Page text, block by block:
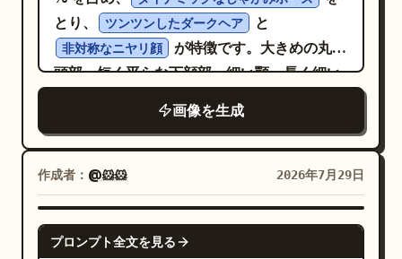
ださい。漫画ページはきれいに仕上げ、印刷
可能な状態にしてください。
ルエット 1 つ、三叉の矛のシンボル 1 つ、黒
いコウモリの翼 1 つ。白い吹き出しの中に
「今食べたいものが一番おいしいに決まって
います」と入れる。 3 コマ目：温かみのある
金色の背景に、同じ男性の天使バージョンの
バストアップ。長い白髪、青白い肌、輝く天
使の輪、白い羽の翼を持ち、祈るように手を
組んだ優しく心配そうな表情。浮かぶ白い羽
4 枚と小さなきらめきを数個含める。白い吹
き出しの中に「夜食は睡眠に響きますよ…今
[BACKGROUND] に配置し、大きなフラット
な形状、いくつかの大まかに描かれた環境の
詳細、そして「[TEXT]」と書かれた巨大で
さい。中心からずらした腰から上の構図、わ
ずかなカメラの傾き、切り取られた背景のタ
イポグラフィ、ゆったりとしたポスターの余
白、そして軽く風化した印刷の縁を使用して
ください。アスペクト比 4:5。
に施された柔らかいエアブラシ風の緑色の陰
影、そして詳細を抑えた ライトグレー の背
景を使用してください。構図はタイトにトリ
ミングし、わずかに中心からずらして、イン
ターネットのミームやリアクション画像の美
学に合わせ、メガネの輝きを最も明るい焦点
にしてください。
とり、
ツンツンしたダークヘア と
非対称なニヤリ顔
が特徴です。大きめの丸い
頭部、短く平らな下顔部、細い顎、長く細い
れた巨大で淡い楕円形の目、極めて太い水平
の黒い眉、厚い黒い上まぶた、くすんだモー
ヴ色の目の下のクマ、小さく幅広い三角形の
鼻、そして個別に描かれた不揃いな長方形の
歯（欠けた歯や隙間がある）が見える幅の広
い非対称なニヤリ顔。キャラクターには
画像を生成
作成者： @🐹🐹 2026年7月29日
GPT IMAGE 2
プロンプト全文を見る